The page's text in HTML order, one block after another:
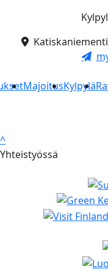
MajoitusKylpylä
^
Yhteistyössä